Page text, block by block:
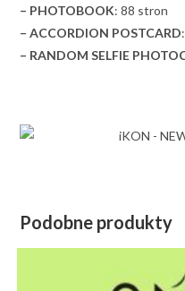
– PHOTOBOOK: 88 stron
– ACCORDION POSTCARD
– RANDOM SELFIE
Podobne produkty